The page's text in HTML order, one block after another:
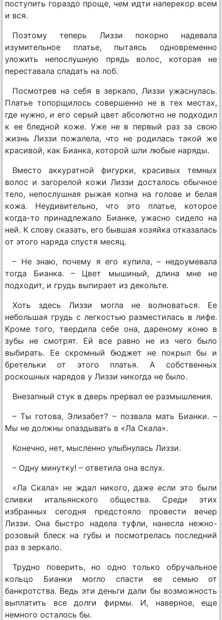
поступить гораздо проще, чем идти наперекор всем
и вся.
Поэтому теперь Лиззи покорно надевала
изумительное платье, пытаясь одновременно
уложить непослушную прядь волос, которая не
переставала спадать на лоб.
Посмотрев на себя в зеркало, Лиззи ужаснулась.
Платье топорщилось совершенно не в тех местах,
где нужно, и его серый цвет абсолютно не подходил
к ее бледной коже. Уже не в первый раз за свою
жизнь Лиззи пожалела, что не родилась такой же
красивой, как Бианка, которой шли любые наряды.
Вместо аккуратной фигурки, красивых темных
волос и загорелой кожи Лиззи досталось обычное
тело, непослушная рыжая копна на голове и белая
кожа. Неудивительно, что это платье, которое
когда-то принадлежало Бианке, ужасно сидело на
ней. К слову сказать, его бывшая хозяйка отказалась
от этого наряда спустя месяц.
– Не знаю, почему я его купила, – недоумевала
тогда Бианка. – Цвет мышиный, длина мне не
подходит, и грудь выпирает из декольте.
Хоть здесь Лиззи могла не волноваться. Ее
небольшая грудь с легкостью разместилась в лифе.
Кроме того, твердила себе она, дареному коню в
зубы не смотрят. Ей все равно не из чего было
выбирать. Ее скромный бюджет не покрыл бы и
бретельки от этого платья. А собственных
роскошных нарядов у Лиззи никогда не было.
Внезапный стук в дверь прервал ее размышления.
– Ты готова, Элизабет? – позвала мать Бианки. –
Мы не должны опаздывать в «Ла Скала».
Конечно, нет, мысленно улыбнулась Лиззи.
– Одну минутку! – ответила она вслух.
«Ла Скала» не ждал никого, даже если это были
сливки итальянского общества. Среди этих
избранных сегодня предстояло провести вечер
Лиззи. Она быстро надела туфли, нанесла нежно-
розовый блеск на губы и посмотрелась последний
раз в зеркало.
Трудно поверить, но одно только обручальное
кольцо Бианки могло спасти ее семью от
банкротства. Ведь эти деньги дали бы возможность
выплатить все долги фирмы. И, наверное, еще
немного осталось бы.